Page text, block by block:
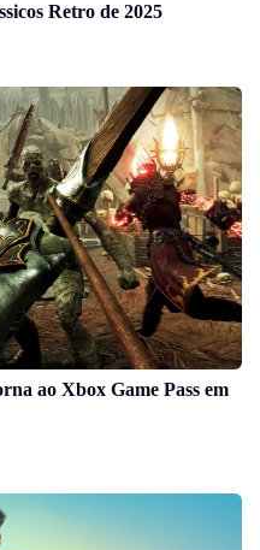
Retro de 2025
ao Xbox Game Pass em